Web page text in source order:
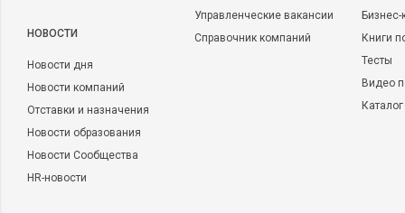
изменений в Гражданский кодекс РФ, который
механизма для передачи бизнеса преемникам. Надеемся,
появится больше возможностей для планирования
НОВОСТИ
Новости дня
Новости компаний
Отставки и назначения
Новости образования
Новости Сообщества
HR-новости
Управленческие вакансии
Справочник компаний
Книги
Тесты
Видео